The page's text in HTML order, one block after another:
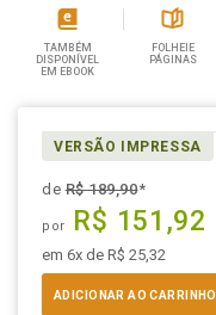
TAMBÉM
DISPONÍVEL
EM EBOOK
FOLHEIE
PÁGINAS
VERSÃO IMPRESSA
deR$ 189,90*
por R$ 151,92
em 6x de R$ 25,32
ADICIONAR AO CARRINHO